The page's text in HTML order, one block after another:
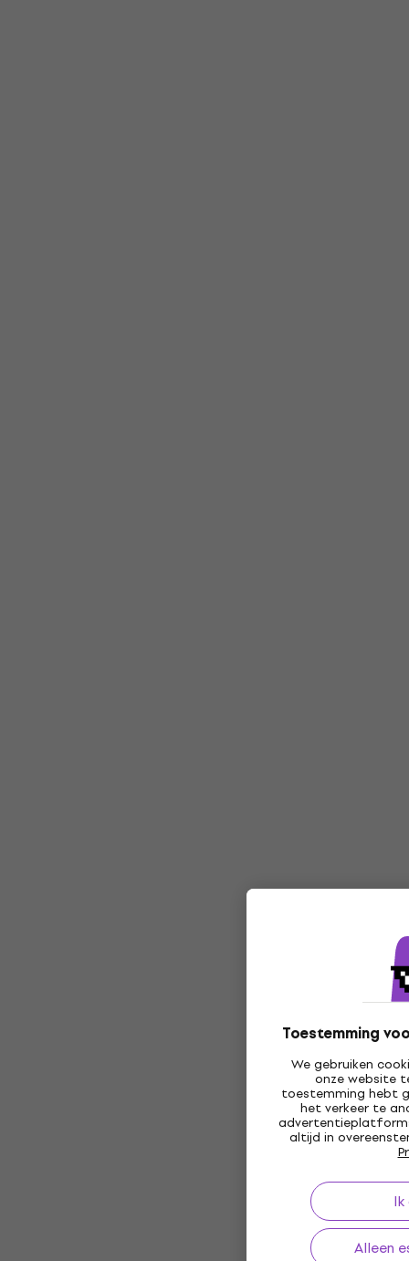
Toestemming
We gebruiken
onze website
toestemming hebt
het verkeer te
altijd in
Alleen